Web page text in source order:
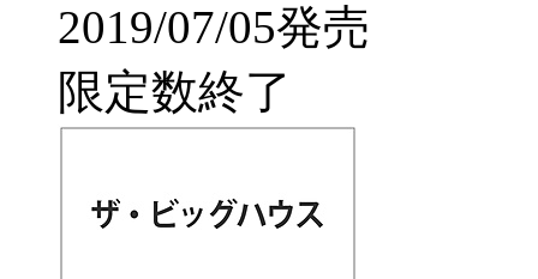
2019/07/05発売
限定数終了